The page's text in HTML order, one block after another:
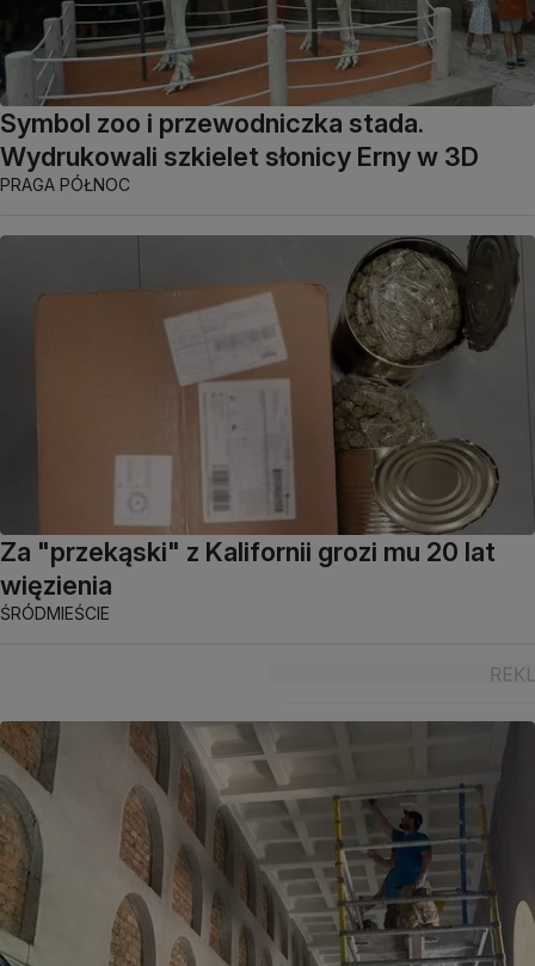
Symbol zoo i przewodniczka stada.
Wydrukowali szkielet słonicy Erny w 3D
PRAGA PÓŁNOC
Za "przekąski" z Kalifornii grozi mu 20 lat
więzienia
ŚRÓDMIEŚCIE